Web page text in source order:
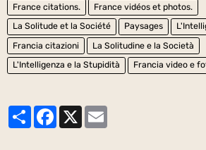
France citations.
France vidéos et photos.
La Solitude et la Société
Paysages
Francia citazioni
La Solitudine e la Società
L'Intelligenza e la Stupidità
Francia video e
PartagerFacebook